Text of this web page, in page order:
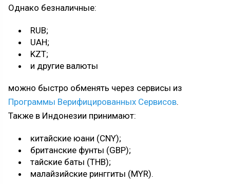
Однако безналичные:
RUB;
UAH;
KZT;
и другие валюты
можно быстро обменять через сервисы из
Программы Верифицированных Сервисов.
Также в Индонезии принимают:
китайские юани (CNY);
британские фунты (GBP);
тайские баты (THB);
малайзийские ринггиты (MYR).